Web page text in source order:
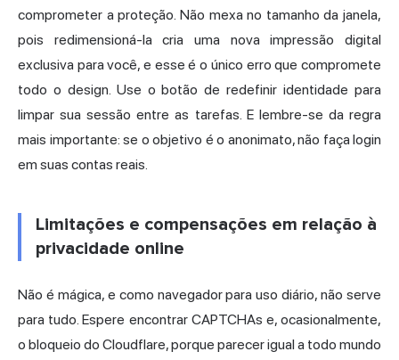
comprometer a proteção. Não mexa no tamanho da janela,
pois redimensioná-la cria uma nova impressão digital
exclusiva para você, e esse é o único erro que compromete
todo o design. Use o botão de redefinir identidade para
limpar sua sessão entre as tarefas. E lembre-se da regra
mais importante: se o objetivo é o anonimato, não faça login
em suas contas reais.
Limitações e compensações em relação à
privacidade online
Não é mágica, e como navegador para uso diário, não serve
para tudo. Espere encontrar CAPTCHAs e, ocasionalmente,
o bloqueio do Cloudflare, porque parecer igual a todo mundo